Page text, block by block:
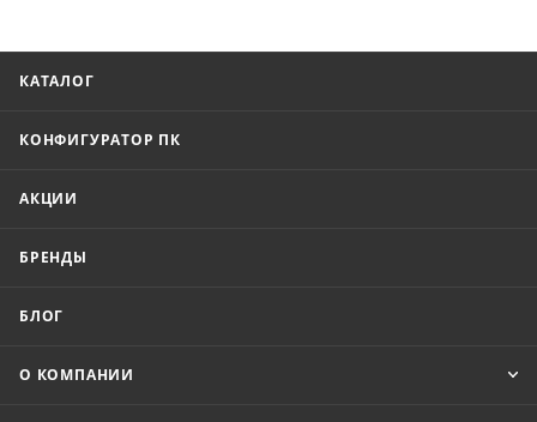
КАТАЛОГ
КОНФИГУРАТОР ПК
АКЦИИ
БРЕНДЫ
БЛОГ
О КОМПАНИИ